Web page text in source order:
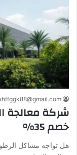
شركة معالجة
خصم 35%
هل تواجه مشاكل